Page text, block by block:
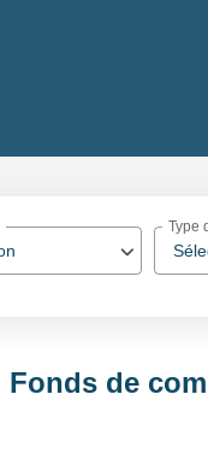
Type
de